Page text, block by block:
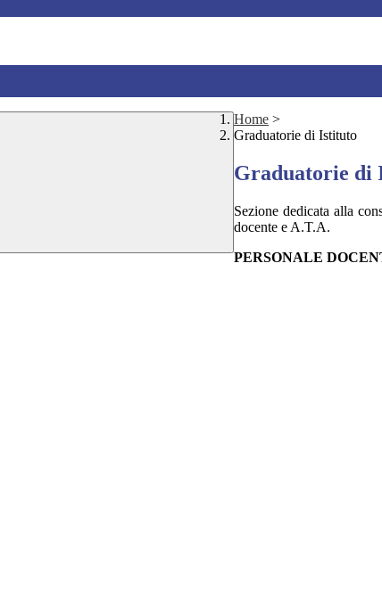
Home >
Graduatorie di Istituto
Graduatorie di
Sezione dedicata alla
docente e A.T.A.
PERSONALE